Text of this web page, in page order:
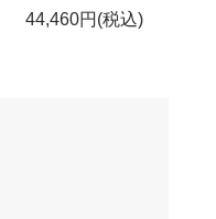
44,460円(税込)